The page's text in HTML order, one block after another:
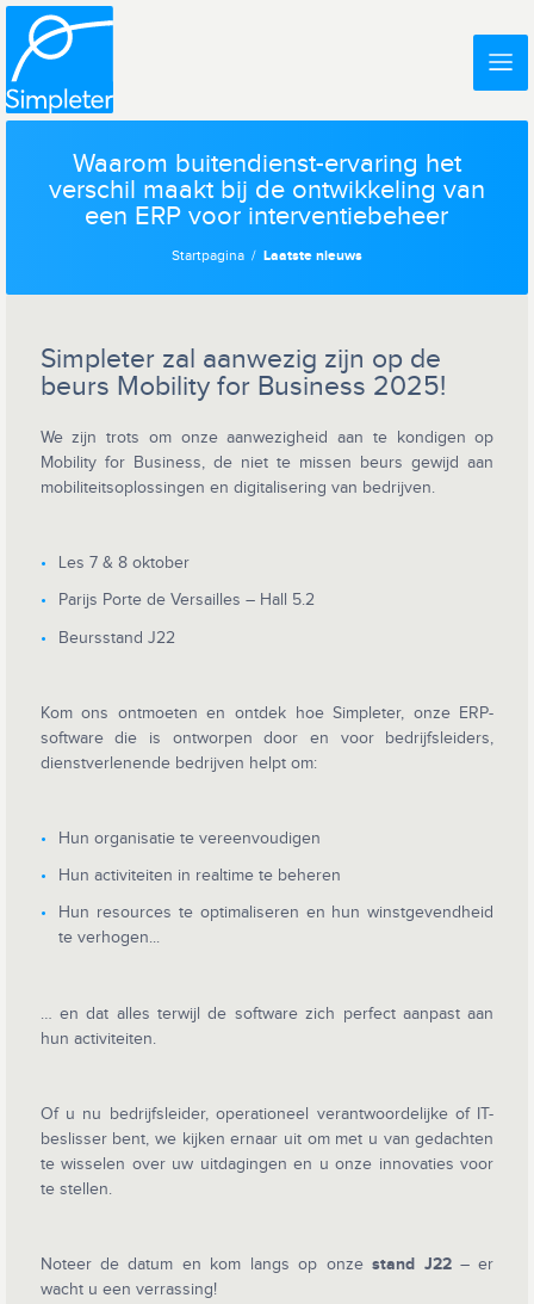
Waarom buitendienst-ervaring het
verschil maakt bij de ontwikkeling van
een ERP voor interventiebeheer
Startpagina Laatste nieuws
Simpleter zal aanwezig zijn op de
beurs Mobility for Business 2025!
We zijn trots om onze aanwezigheid aan te kondigen op
Mobility for Business, de niet te missen beurs gewijd aan
mobiliteitsoplossingen en digitalisering van bedrijven.
Les 7 & 8 oktober
Parijs Porte de Versailles – Hall 5.2
Beursstand J22
Kom ons ontmoeten en ontdek hoe Simpleter, onze ERP-
software die is ontworpen door en voor bedrijfsleiders,
dienstverlenende bedrijven helpt om:
Hun organisatie te vereenvoudigen
Hun activiteiten in realtime te beheren
Hun resources te optimaliseren en hun winstgevendheid
te verhogen...
… en dat alles terwijl de software zich perfect aanpast aan
hun activiteiten.
Of u nu bedrijfsleider, operationeel verantwoordelijke of IT-
beslisser bent, we kijken ernaar uit om met u van gedachten
te wisselen over uw uitdagingen en u onze innovaties voor
te stellen.
Noteer de datum en kom langs op onzestand J22 – er
wacht u een verrassing!